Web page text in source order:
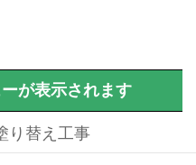
が表示されます
り替え工事